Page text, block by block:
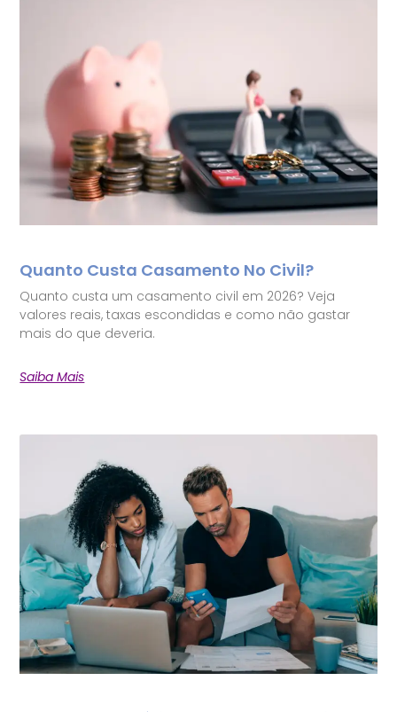
Quanto Custa Casamento No Civil?
Quanto custa um casamento civil em 2026? Veja
valores reais, taxas escondidas e como não gastar
mais do que deveria.
Saiba Mais